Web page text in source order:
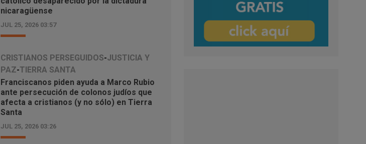
julio 24, 2026 - 10:41 pm
Una app para tener dirección espiritual
proyectos de oración inspiradores
julio 24, 2026 - 10:39 pm
Contra la unidad que busca León XIV:
los gestos y palabras de obispos que
alimentan polarización e inducen a
confusión
julio 24, 2026 - 10:11 pm
nicaragüense
JUL 25, 2026 03:57
CRISTIANOS PERSEGUIDOS-JUSTICIA Y
PAZ-TIERRA SANTA
Franciscanos piden ayuda a Marco Rubio
ante persecución de colonos judíos que
afecta a cristianos (y no sólo) en Tierra
Santa
JUL 25, 2026 03:26